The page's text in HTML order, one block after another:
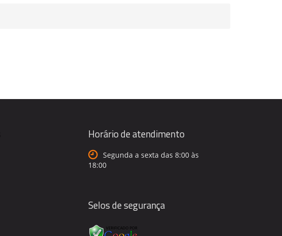
Horário de atendimento
Segunda a sexta das 8:00 às
18:00
Selos de segurança